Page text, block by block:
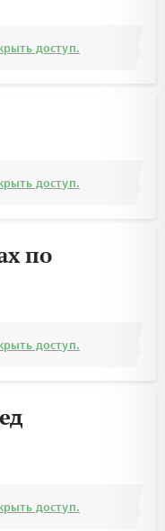
доступ.
доступ.
по
доступ.
доступ.